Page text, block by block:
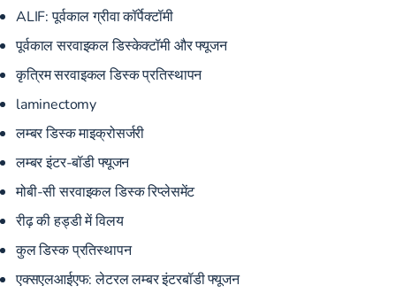
ALIF: पूर्वकाल ग्रीवा कॉर्पेक्टॉमी
पूर्वकाल सरवाइकल डिस्केक्टॉमी और फ्यूजन
कृत्रिम सरवाइकल डिस्क प्रतिस्थापन
laminectomy
लम्बर डिस्क माइक्रोसर्जरी
लम्बर इंटर-बॉडी फ्यूजन
मोबी-सी सरवाइकल डिस्क रिप्लेसमेंट
रीढ़ की हड्डी में विलय
कुल डिस्क प्रतिस्थापन
एक्सएलआईएफ:लेटरल लम्बर इंटरबॉडी फ्यूजन